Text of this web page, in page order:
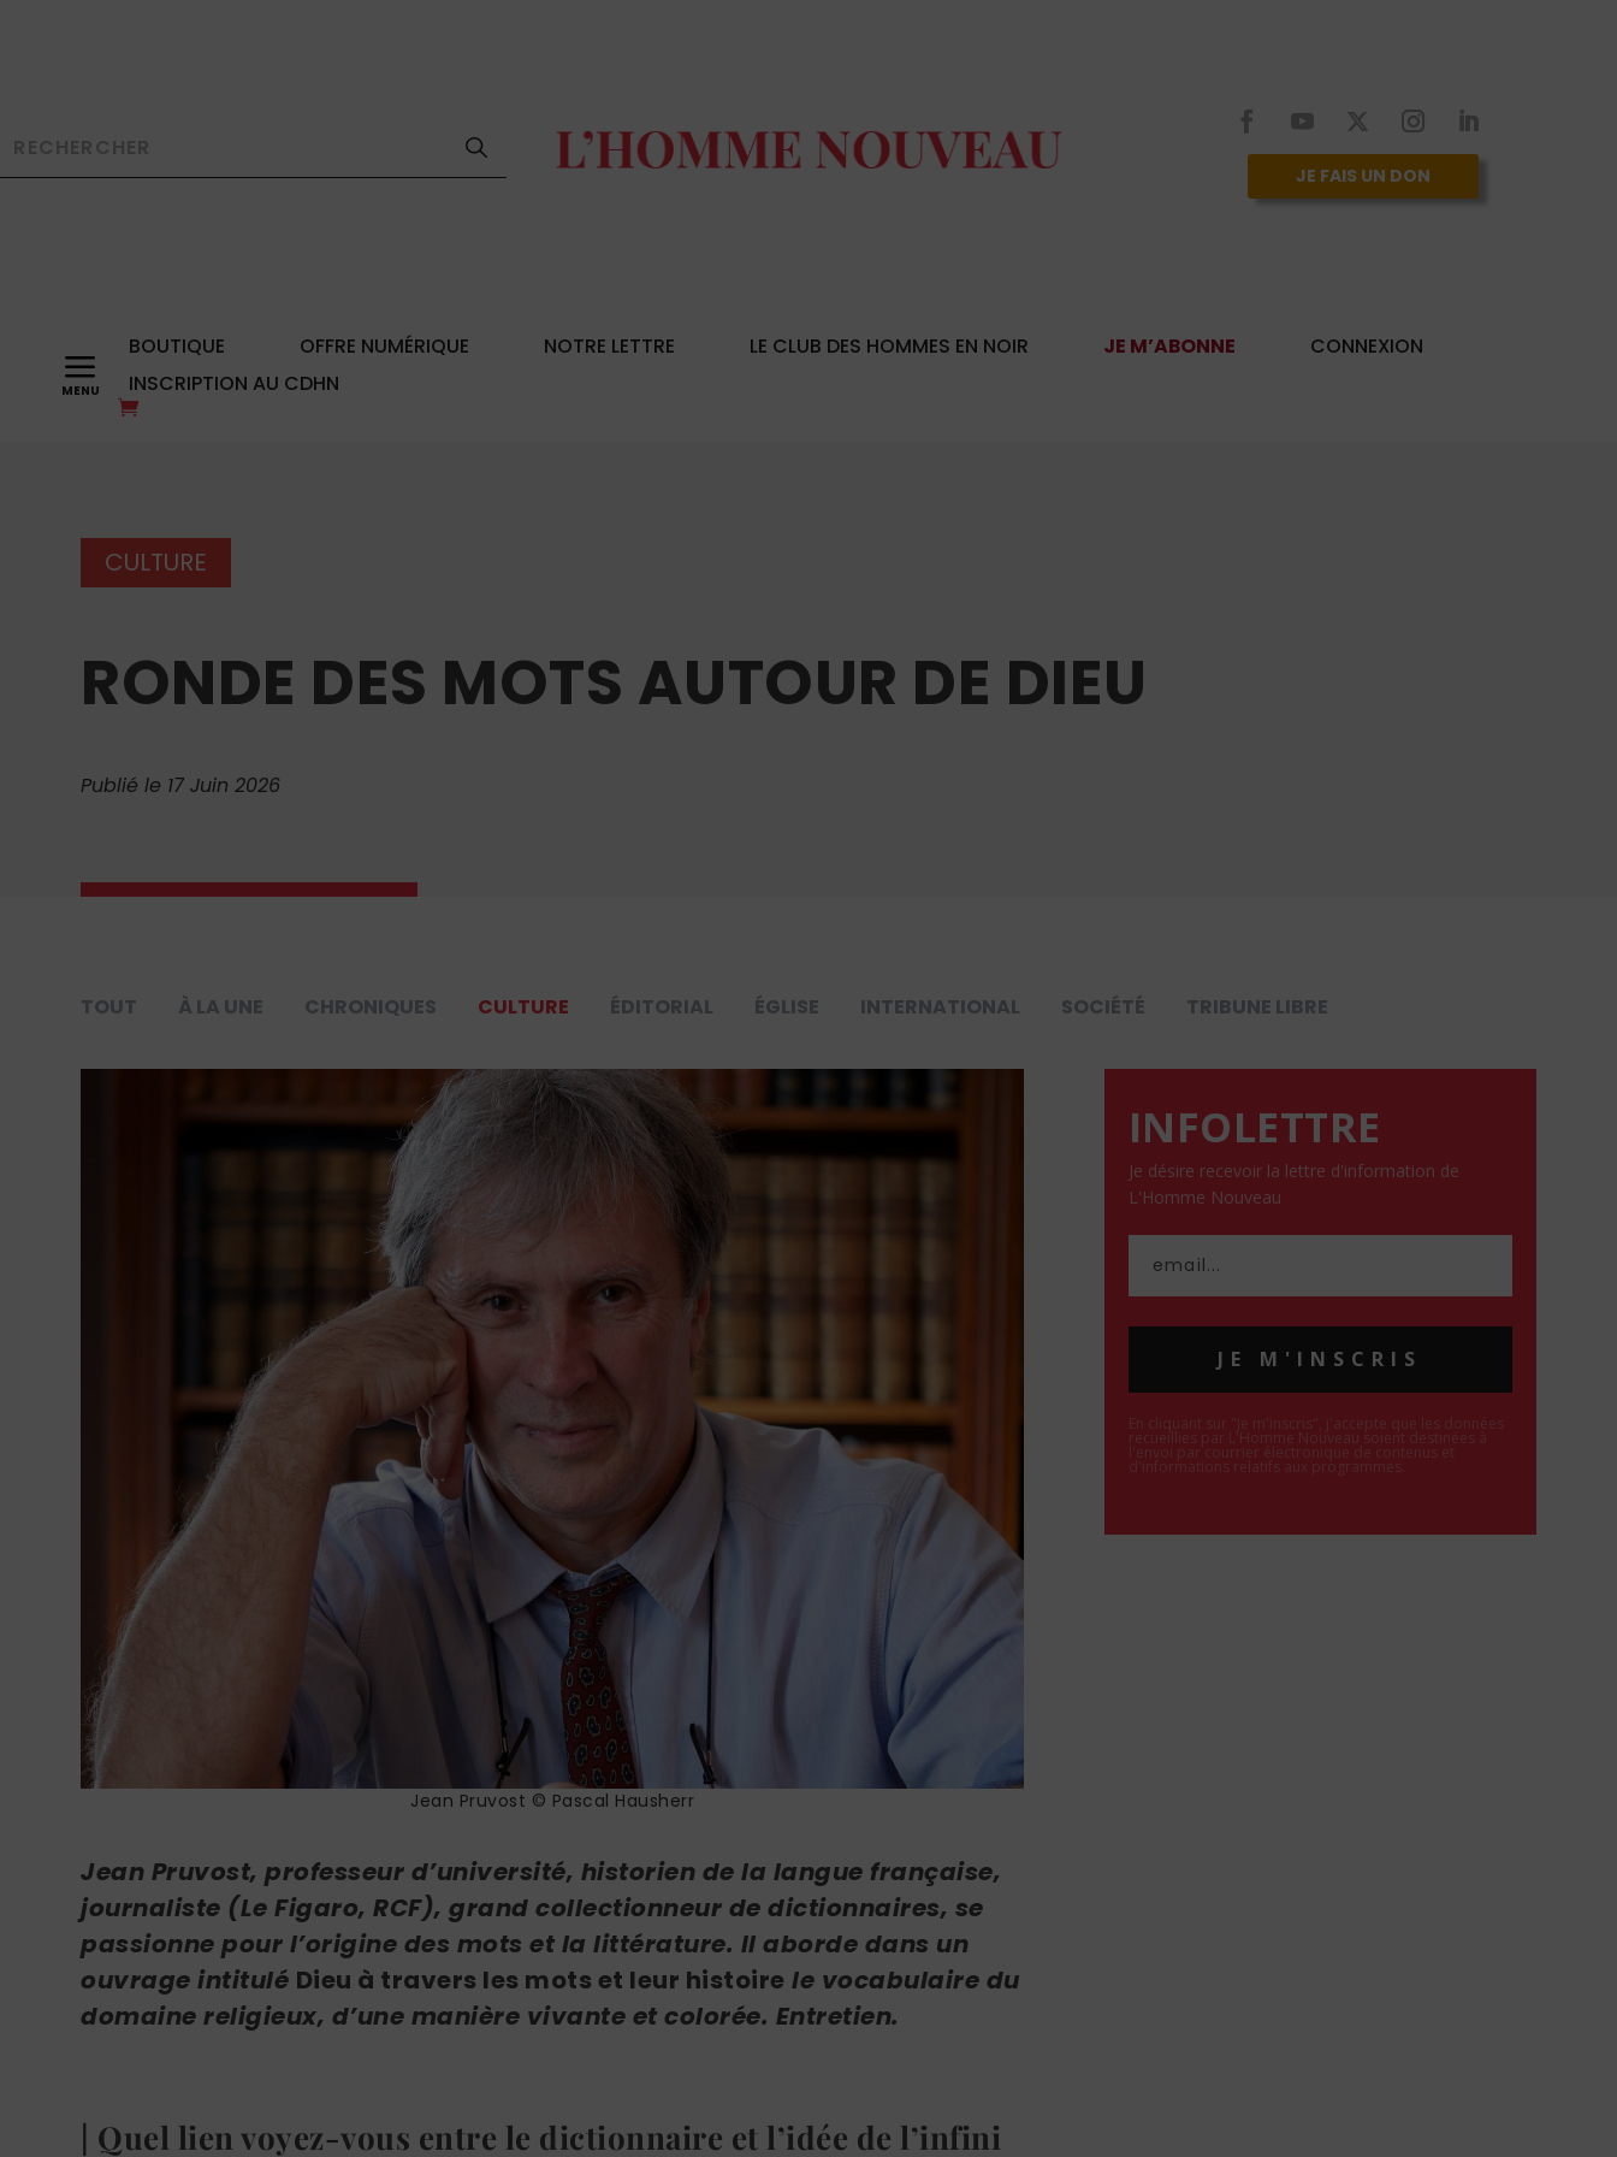
JE FAIS UN DON
a BOUTIQUE OFFRE NUMÉRIQUE NOTRE LETTRE LE CLUB DES HOMMES EN NOIR JE M’ABONNE
CONNEXION
INSCRIPTION AU CDHN
CULTURE
RONDE DES MOTS AUTOUR DE DIEU
Publié le 17 Juin 2026
TOUT À LA UNE CHRONIQUES CULTURE ÉDITORIAL ÉGLISE INTERNATIONAL SOCIÉTÉ TRIBUNE LIBRE
Jean Pruvost © Pascal Hausherr
Jean Pruvost, professeur d’université, historien de la langue française,
journaliste (Le Figaro, RCF), grand collectionneur de dictionnaires, se
passionne pour l’origine des mots et la littérature. Il aborde dans un
ouvrage intitulé Dieu à travers les mots et leur histoire le vocabulaire du
domaine religieux, d’une manière vivante et colorée. Entretien.
| Quel lien voyez-vous entre le dictionnaire et l’idée de l’infini
INFOLETTRE
Je désire recevoir la lettre d'information de
L'Homme Nouveau
JE M'INSCRIS
En cliquant sur "Je m'inscris", j'accepte que les données
recueillies par L'Homme Nouveau soient destinées à
l'envoi par courrier électronique de contenus et
d'informations relatifs aux programmes.